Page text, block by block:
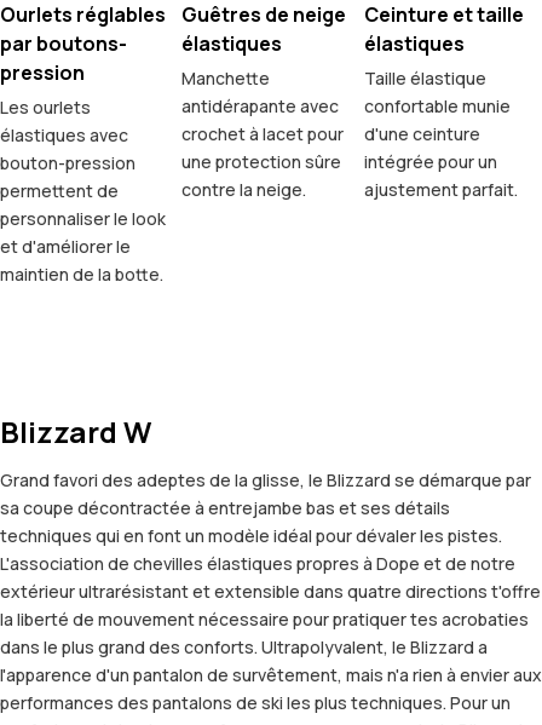
Ourlets réglables
par boutons-
pression
Les ourlets
élastiques avec
bouton-pression
permettent de
personnaliser le look
et d'améliorer le
maintien de la botte.
Guêtres de neige
élastiques
Manchette
antidérapante avec
crochet à lacet pour
une protection sûre
contre la neige.
Ceinture et taille
élastiques
Taille élastique
confortable munie
d'une ceinture
intégrée pour un
ajustement parfait.
Blizzard W
Grand favori des adeptes de la glisse, le Blizzard se démarque par
sa coupe décontractée à entrejambe bas et ses détails
techniques qui en font un modèle idéal pour dévaler les pistes.
L'association de chevilles élastiques propres à Dope et de notre
extérieur ultrarésistant et extensible dans quatre directions t'offre
la liberté de mouvement nécessaire pour pratiquer tes acrobaties
dans le plus grand des conforts. Ultrapolyvalent, le Blizzard a
l'apparence d'un pantalon de survêtement, mais n'a rien à envier aux
performances des pantalons de ski les plus techniques. Pour un